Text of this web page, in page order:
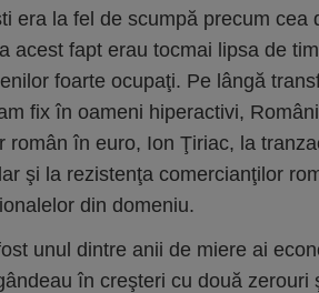
era la fel de scumpă precum cea
acest fapt erau tocmai lipsa de
foarte ocupaţi. Pe lângă
fix în oameni hiperactivi,
român în euro, Ion Ţiriac, la
şi la rezistenţa comercianţilor
din domeniu.
unul dintre anii de miere ai
în creşteri cu două zerouri